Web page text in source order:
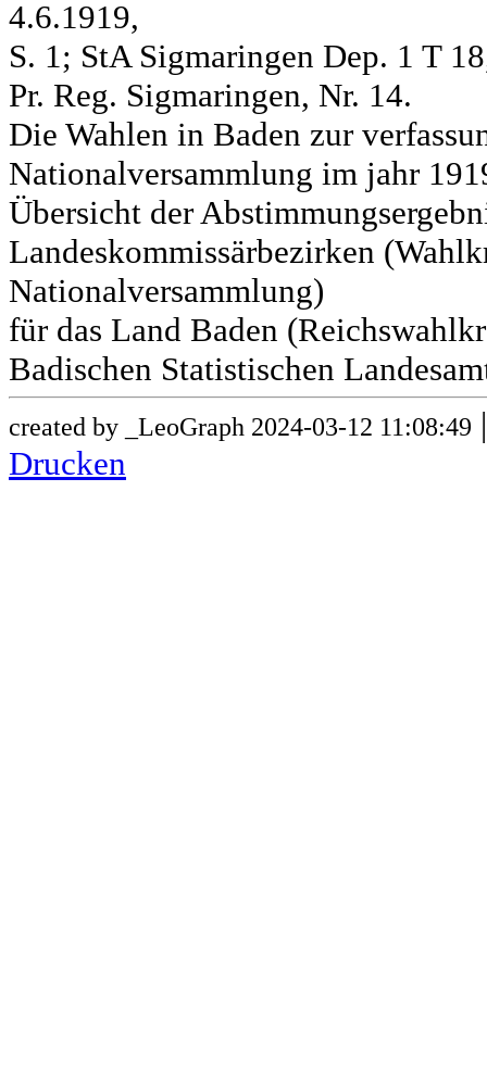
4.6.1919,
S. 1; StA Sigmaringen Dep. 1 T
Pr. Reg. Sigmaringen, Nr. 14.
Die Wahlen in Baden zur
Nationalversammlung im jahr
Übersicht der
Landeskommissärbezirken
Nationalversammlung)
für das Land Baden
Badischen Statistischen
created by _LeoGraph 2024-03-12 11:08:49
Drucken